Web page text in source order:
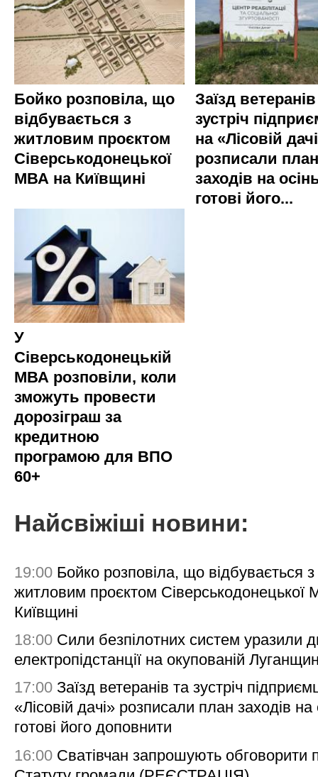
Бойко розповіла, що
відбувається з
житловим проєктом
Сіверськодонецької
МВА на Київщині
Заїзд
зустріч
на «Лісовій
розписали план
заходів на
готові його...
У
Сіверськодонецькій
МВА розповіли, коли
зможуть провести
дорозіграш за
кредитною
програмою для ВПО
60+
Найсвіжіші новини:
19:00 Бойко розповіла, що відбувається з
житловим проєктом Сіверськодонецької
Київщині
18:00 Сили безпілотних систем уразили
електропідстанції на окупованій
17:00 Заїзд ветеранів та зустріч
«Лісовій дачі» розписали план заходів на
готові його доповнити
16:00 Сватівчан запрошують обговорити